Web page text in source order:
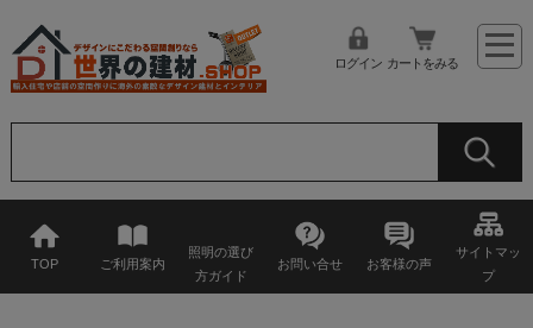
ログイン カートをみる
TOP ご利用案内
照明の選び
方ガイド
お問い合せ お客様の声
サイトマッ
プ